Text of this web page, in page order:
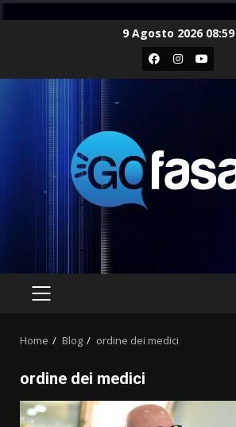
9 Agosto 2026 08:59
Facebook
Instagram
Youtube
PRIMARY
Home Blog ordine dei medici
ordine dei medici